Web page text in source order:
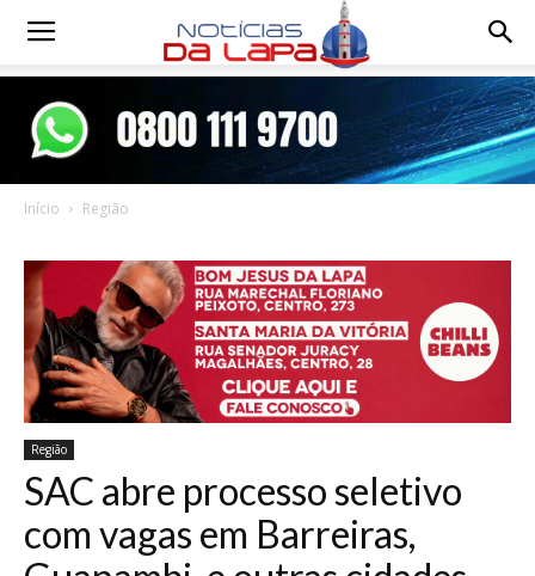
Notícias
Início Região
Região
SAC abre processo seletivo
com vagas em Barreiras,